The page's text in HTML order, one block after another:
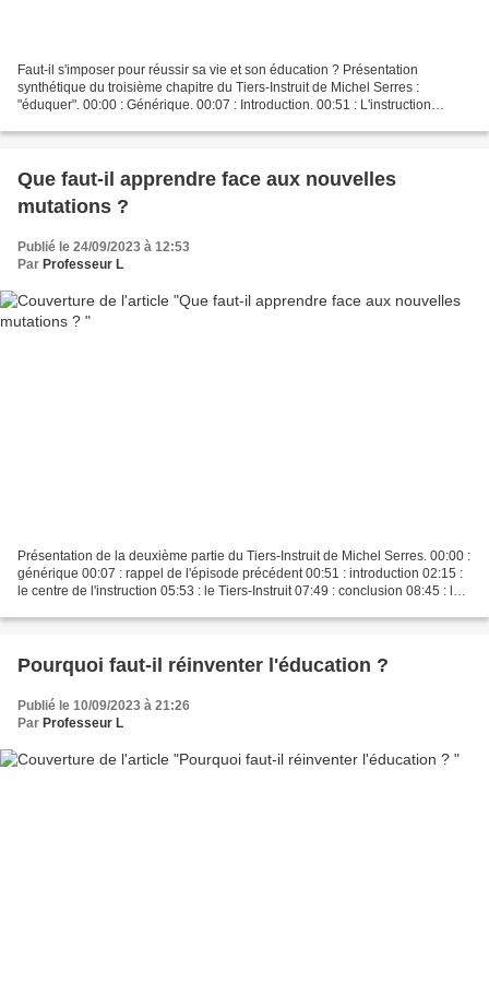
Faut-il s'imposer pour réussir sa vie et son éducation ? Présentation
synthétique du troisième chapitre du Tiers-Instruit de Michel Serres :
"éduquer". 00:00 : Générique. 00:07 : Introduction. 00:51 : L'instruction
Que faut-il apprendre face aux nouvelles
mutations ?
Publié le 24/09/2023 à 12:53
Par Professeur L
Présentation de la deuxième partie du Tiers-Instruit de Michel Serres. 00:00 :
générique 00:07 : rappel de l'épisode précédent 00:51 : introduction 02:15 :
le centre de l'instruction 05:53 : le Tiers-Instruit 07:49 : conclusion 08:45 : le
Pourquoi faut-il réinventer l'éducation ?
Publié le 10/09/2023 à 21:26
Par Professeur L